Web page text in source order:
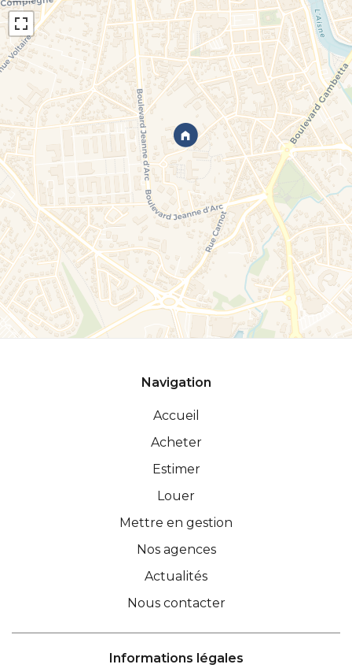
Navigation
Accueil
Acheter
Estimer
Louer
Mettre en gestion
Nos agences
Actualités
Nous contacter
Informations légales